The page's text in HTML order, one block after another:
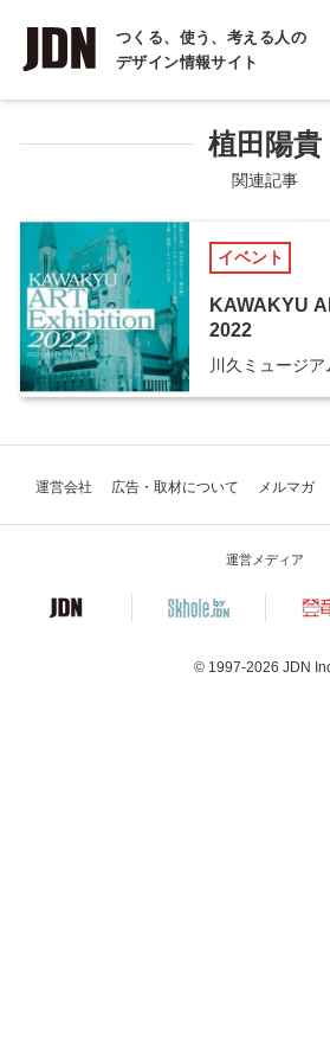
つくる、使う、考える人の
デザイン情報サイト
INTERVIEW
インタビュー
COLUMN
コラム
植田陽貴
関連記事
イベント
KAWAKYU
2022
川久ミュージア
運営会社 広告・取材について メルマガ
運営メディア
© 1997-2026 JDN